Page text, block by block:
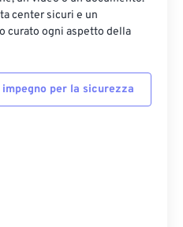
center sicuri e un
curato ogni aspetto della
per la sicurezza